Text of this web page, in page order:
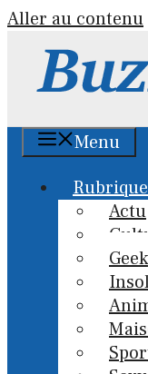
Aller au contenu
Menu
Actu
Geek